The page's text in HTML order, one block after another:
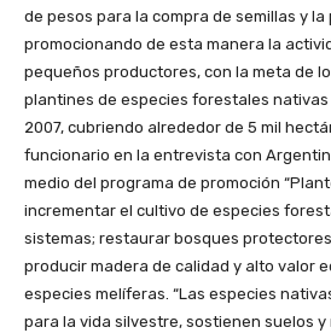
de pesos para la compra de semillas y
promocionando de esta manera la
pequeños productores, con la meta de
plantines de especies forestales
2007, cubriendo alrededor de 5 mil
funcionario en la entrevista con
medio del programa de promoción
incrementar el cultivo de especies
sistemas; restaurar bosques
producir madera de calidad y alto valor
especies melíferas. “Las especies
para la vida silvestre, sostienen suelos